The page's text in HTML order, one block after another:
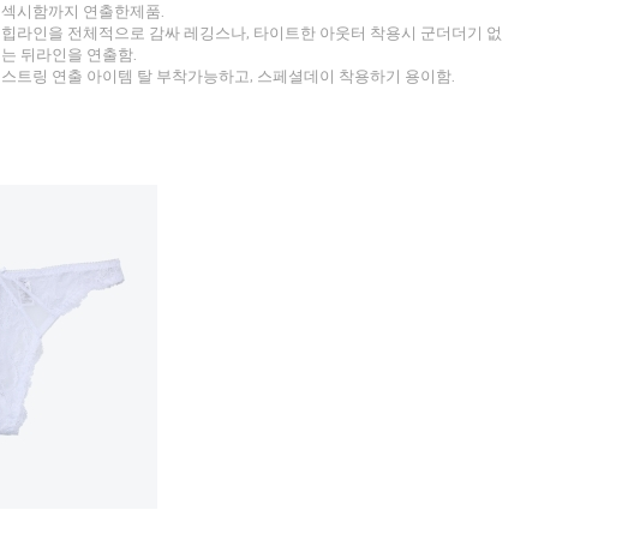
섹시함까지 연출한제품.
힙라인을 전체적으로 감싸 레깅스나, 타이트한 아웃터 착용시 군더더기 없
는 뒤라인을 연출함.
스트링 연출 아이템 탈 부착가능하고, 스페셜데이 착용하기 용이함.